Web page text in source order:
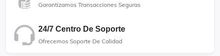
Garantizamos Transacciones Seguras
24/7 Centro De Soporte
Ofrecemos Soporte De Calidad